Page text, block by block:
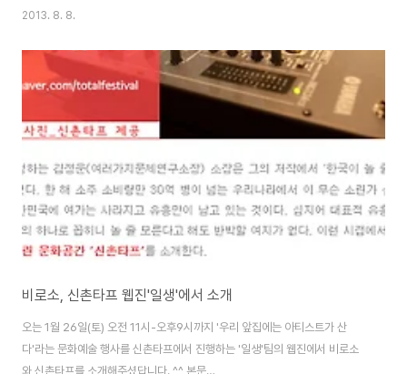
까지도 챙겨보기도 했었습니다. 자연친화적이고 반전을 주제로 다룬 이야기도
에도 여럿 특징이 있습니다. 이를테면 동양의 지브리가 만들었으나 배경이나
주인공은 서양을 떠올리는 공간과 생김새라는 것이며 발가락으로 물체를 움켜
쥐기도 하는 과격한 움직임이 그것이죠. 개인적으로 '하울의 움직이는 성'의 소
피를 좋아합니다. 수없이 등장하는 다양한 메카닉 중에 단연 움직이는 성의 생
김새와 그 구조라든지 문을 통해 공간을 접었다 ..
2013. 8. 8.
비로소, 신촌타프 웹진'일생'에서 소개
오는 1월 26일(토) 오전 11시-오후9시까지 '우리 앞집에는 아티스트가 산
다'라는 문화예술 행사를 신촌타프에서 진행하는 '일생'팀의 웹진에서 비로소
와 신촌타프를 소개해주셨답니다. ^^ 본문